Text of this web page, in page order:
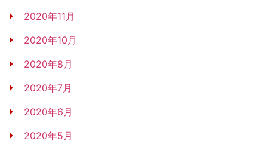
2020年11月
2020年10月
2020年8月
2020年7月
2020年6月
2020年5月